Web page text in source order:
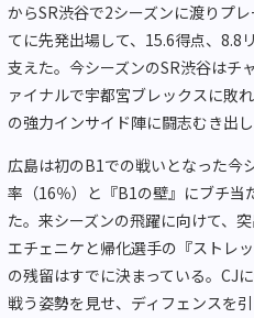
からSR渋谷で2シーズンに渡りプ
てに先発出場して、15.6得点、8.8
支えた。今シーズンのSR渋谷はチ
ァイナルで宇都宮ブレックスに敗
の強力インサイド陣に闘志むき出
広島は初のB1での戦いとなった今
率（16％）と『B1の壁』にブチ当
た。来シーズンの飛躍に向けて、
エチェニケと帰化選手の『ストレ
の残留はすでに決まっている。CJ
戦う姿勢を見せ、ディフェンスを